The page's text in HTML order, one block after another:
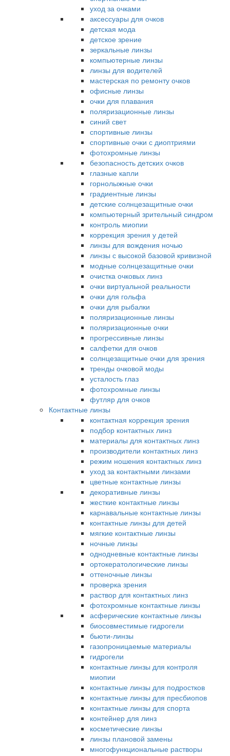
уход за очками
аксессуары для очков
детская мода
детское зрение
зеркальные линзы
компьютерные линзы
линзы для водителей
мастерская по ремонту очков
офисные линзы
очки для плавания
поляризационные линзы
синий свет
спортивные линзы
спортивные очки с диоптриями
фотохромные линзы
безопасность детских очков
глазные капли
горнолыжные очки
градиентные линзы
детские солнцезащитные очки
компьютерный зрительный синдром
контроль миопии
коррекция зрения у детей
линзы для вождения ночью
линзы с высокой базовой кривизной
модные солнцезащитные очки
очистка очковых линз
очки виртуальной реальности
очки для гольфа
очки для рыбалки
поляризационные линзы
поляризационные очки
прогрессивные линзы
салфетки для очков
солнцезащитные очки для зрения
тренды очковой моды
усталость глаз
фотохромные линзы
футляр для очков
Контактные линзы
контактная коррекция зрения
подбор контактных линз
материалы для контактных линз
производители контактных линз
режим ношения контактных линз
уход за контактными линзами
цветные контактные линзы
декоративные линзы
жесткие контактные линзы
карнавальные контактные линзы
контактные линзы для детей
мягкие контактные линзы
ночные линзы
однодневные контактные линзы
ортокератологические линзы
оттеночные линзы
проверка зрения
раствор для контактных линз
фотохромные контактные линзы
асферические контактные линзы
биосовместимые гидрогели
бьюти-линзы
газопроницаемые материалы
гидрогели
контактные линзы для контроля
миопии
контактные линзы для подростков
контактные линзы для пресбиопов
контактные линзы для спорта
контейнер для линз
косметические линзы
линзы плановой замены
многофункциональные растворы